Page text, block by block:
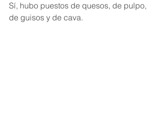
Sí, hubo puestos de quesos, de pulpo,
de guisos y de cava.